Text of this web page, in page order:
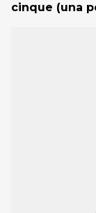
cinque (una